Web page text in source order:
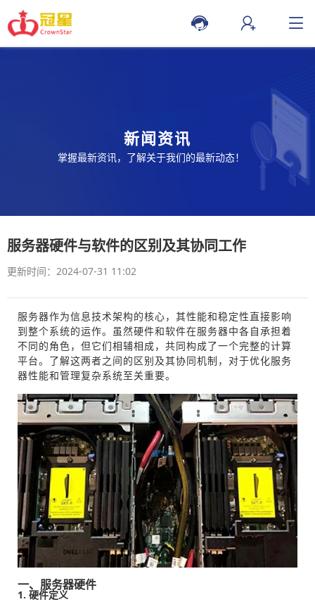
新闻资讯
掌握最新资讯，了解关于我们的最新动态！
服务器硬件与软件的区别及其协同工作
更新时间：2024-07-31 11:02
服务器作为信息技术架构的核心，其性能和稳定性直接影响
到整个系统的运作。虽然硬件和软件在服务器中各自承担着
不同的角色，但它们相辅相成，共同构成了一个完整的计算
平台。了解这两者之间的区别及其协同机制，对于优化服务
器性能和管理复杂系统至关重要。
一、服务器硬件
1. 硬件定义